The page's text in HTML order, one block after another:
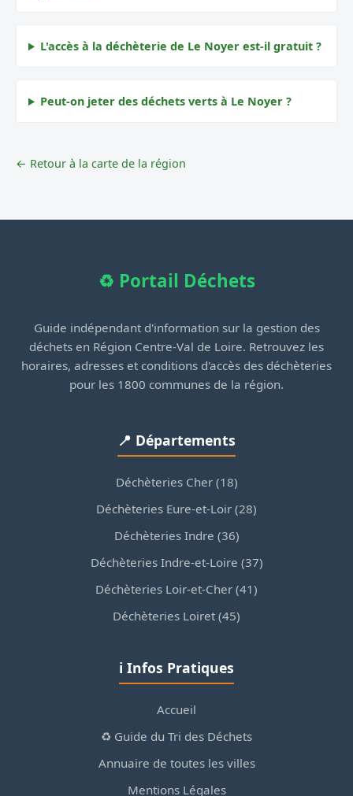
L'accès à la déchèterie de Le Noyer est-il gratuit ?
Peut-on jeter des déchets verts à Le Noyer ?
← Retour à la carte de la région
♻️ Portail Déchets
Guide indépendant d'information sur la gestion des
déchets en Région Centre-Val de Loire. Retrouvez les
horaires, adresses et conditions d'accès des déchèteries
pour les 1800 communes de la région.
📍 Départements
Déchèteries Cher (18)
Déchèteries Eure-et-Loir (28)
Déchèteries Indre (36)
Déchèteries Indre-et-Loire (37)
Déchèteries Loir-et-Cher (41)
Déchèteries Loiret (45)
ℹ️ Infos Pratiques
Accueil
♻️ Guide du Tri des Déchets
Annuaire de toutes les villes
Mentions Légales